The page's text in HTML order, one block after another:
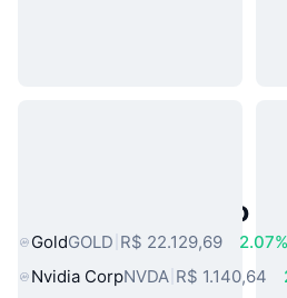
Ativos do Mundo
GoldGOLD R$ 22.129,69
2.07%
Nvidia CorpNVDA R$ 1.140,64